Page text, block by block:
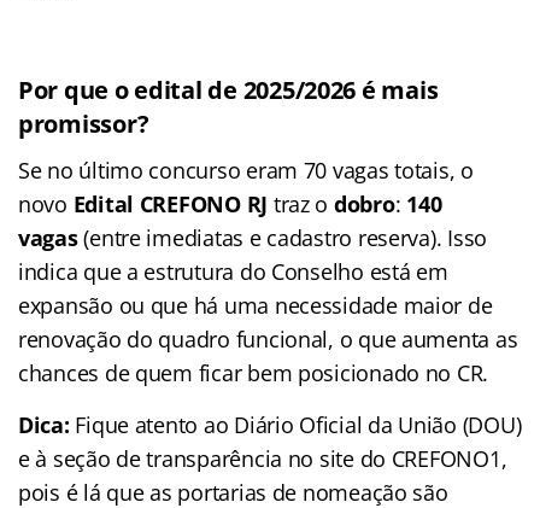
Por que o edital de 2025/2026 é mais
promissor?
Se no último concurso eram 70 vagas totais, o
novo Edital CREFONO RJ traz o dobro: 140
vagas(entre imediatas e cadastro reserva). Isso
indica que a estrutura do Conselho está em
expansão ou que há uma necessidade maior de
renovação do quadro funcional, o que aumenta as
chances de quem ficar bem posicionado no CR.
Dica: Fique atento ao Diário Oficial da União (DOU)
e à seção de transparência no site do CREFONO1,
pois é lá que as portarias de nomeação são